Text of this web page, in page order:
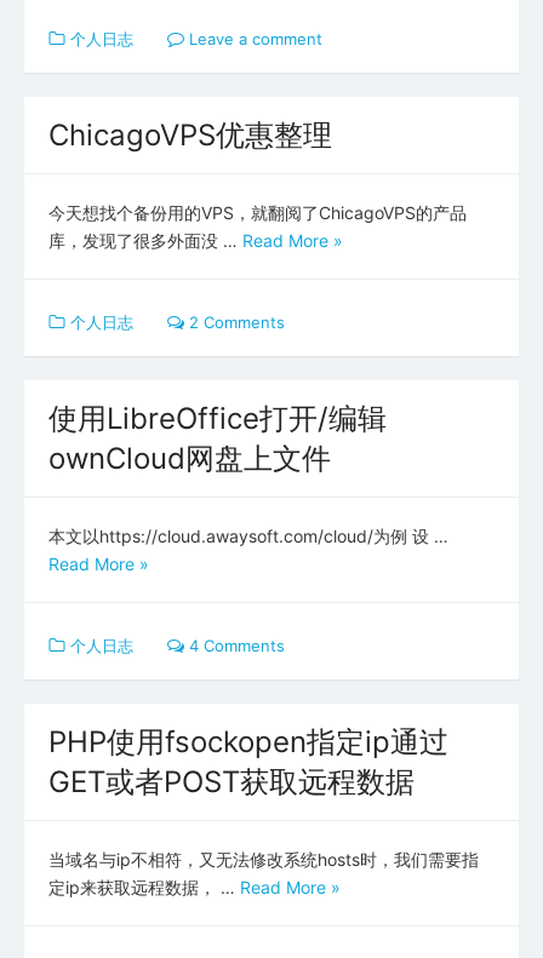
个人日志 Leave a comment
ChicagoVPS优惠整理
今天想找个备份用的VPS，就翻阅了ChicagoVPS的产品
库，发现了很多外面没 … Read More »
个人日志 2 Comments
使用LibreOffice打开/编辑
ownCloud网盘上文件
本文以https://cloud.awaysoft.com/cloud/为例 设 …
Read More »
个人日志 4 Comments
PHP使用fsockopen指定ip通过
GET或者POST获取远程数据
当域名与ip不相符，又无法修改系统hosts时，我们需要指
定ip来获取远程数据， … Read More »